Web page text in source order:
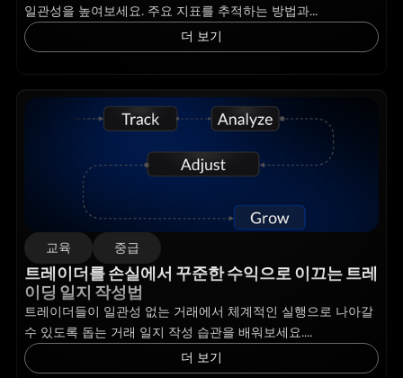
일관성을 높여보세요. 주요 지표를 추적하는 방법과...
더 보기
교육 중급
트레이더를 손실에서 꾸준한 수익으로 이끄는 트레
이딩 일지 작성법
트레이더들이 일관성 없는 거래에서 체계적인 실행으로 나아갈
수 있도록 돕는 거래 일지 작성 습관을 배워보세요....
더 보기